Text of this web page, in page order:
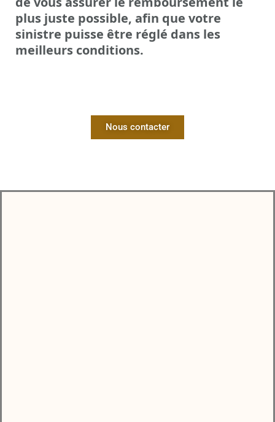
plus juste possible, afin que votre
sinistre puisse être réglé dans les
meilleurs conditions.
Nous contacter